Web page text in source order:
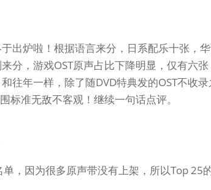
出炉啦！根据语言来分，日系配乐十张，
分，游戏OST原声占比下降明显，仅有六张
往年一样，除了随DVD特典发的OST不收
标准无敌不客观！继续一句话点评。
，因为很多原声带没有上架，所以Top 25